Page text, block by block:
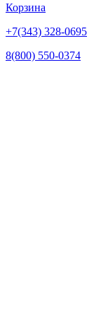
Корзина
+7(343) 328-0695
8(800) 550-0374